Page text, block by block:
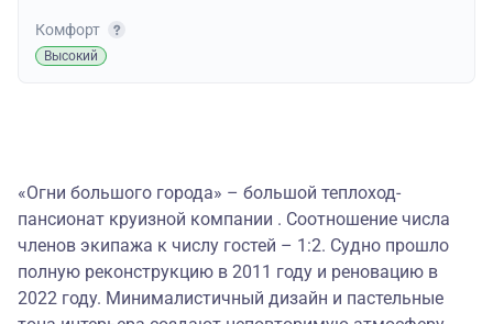
Комфорт
Высокий
«Огни большого города» – большой теплоход-
пансионат круизной компании . Соотношение числа
членов экипажа к числу гостей – 1:2. Судно прошло
полную реконструкцию в 2011 году и реновацию в
2022 году. Минималистичный дизайн и пастельные